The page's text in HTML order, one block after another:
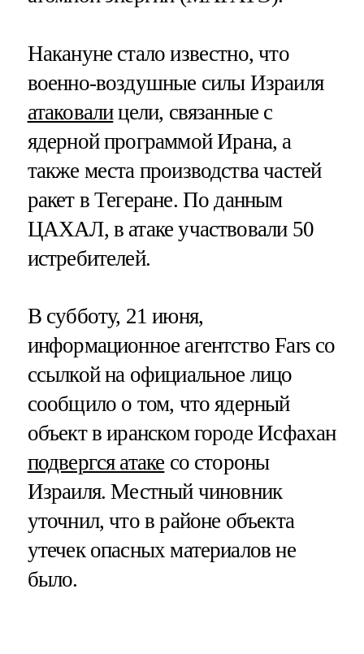
Накануне стало известно, что
военно-воздушные силы Израиля
атаковалицели, связанные с
ядерной программой Ирана, а
также места производства частей
ракет в Тегеране. По данным
ЦАХАЛ, в атаке участвовали 50
истребителей.
В субботу, 21 июня,
информационное агентство Fars со
ссылкой на официальное лицо
сообщило о том, что ядерный
объект в иранском городе Исфахан
подвергся атаке со стороны
Израиля. Местный чиновник
уточнил, что в районе объекта
утечек опасных материалов не
было.